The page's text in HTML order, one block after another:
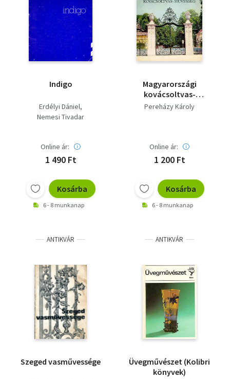
Indigo
Erdélyi Dániel
Nemesi Tivadar
Online ár:
1 490 Ft
Kosárba
6 - 8 munkanap
Magyarországi
kovácsoltvas-
művesség
Pereházy Károly
Online ár:
1 200 Ft
Kosárba
6 - 8 munkanap
ANTIKVÁR
Szeged vasművessége
ANTIKVÁR
Üvegművészet (Kolibri
könyvek)